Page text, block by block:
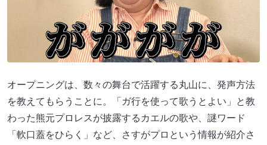
オープニングは、数々の舞台で活躍する丸山に、発声方法
を教えてもらうことに。「ガ行を使って歌うとよい」と教
わった熊元プロレスが披露するカエルの歌や、謎ワード
「軟口蓋をひらく」など、さすがプロという情報が紹介さ